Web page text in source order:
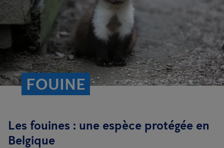
FOUINE
Les fouines : une espèce protégée en
Belgique